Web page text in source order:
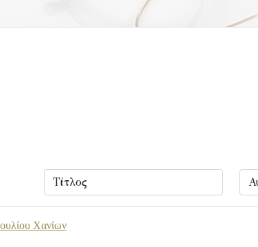
Χανίων